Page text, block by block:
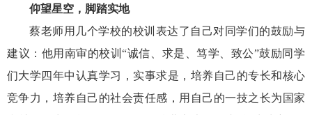
仰望星空，脚踏实地
蔡老师用几个学校的校训表达了自己对同学们的鼓励与
建议：他用南审的校训“诚信、求是、笃学、致公”鼓励同学
们大学四年中认真学习，实事求是，培养自己的专长和核心
竞争力，培养自己的社会责任感，用自己的一技之长为国家